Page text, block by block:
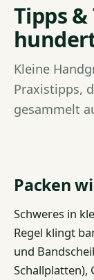
Tipps
Kleine
Praxistipps,
gesammelt
Packen
Schweres in
Regel klingt
und
Schallplatten),